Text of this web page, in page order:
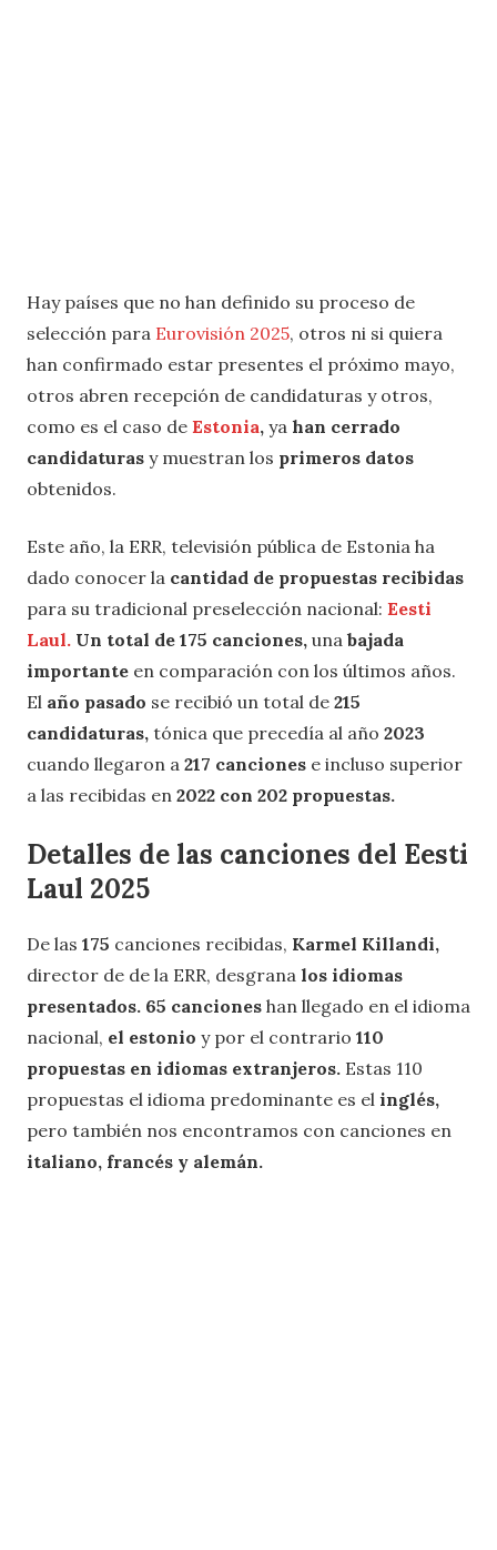
Hay países que no han definido su proceso de
selección para Eurovisión 2025, otros ni si quiera
han confirmado estar presentes el próximo mayo,
otros abren recepción de candidaturas y otros,
como es el caso de Estonia, ya han cerrado
candidaturas y muestran los primeros datos
obtenidos.
Este año, la ERR, televisión pública de Estonia ha
dado conocer la cantidad de propuestas recibidas
para su tradicional preselección nacional: Eesti
Laul. Un total de 175 canciones, una bajada
importante en comparación con los últimos años.
El año pasado se recibió un total de 215
candidaturas, tónica que precedía al año 2023
cuando llegaron a 217 canciones e incluso superior
a las recibidas en 2022 con 202 propuestas.
Detalles de las canciones del Eesti
Laul 2025
De las 175 canciones recibidas, Karmel Killandi,
director de de la ERR, desgrana los idiomas
presentados. 65 canciones han llegado en el idioma
nacional, el estonio y por el contrario 110
propuestas en idiomas extranjeros. Estas 110
propuestas el idioma predominante es el inglés,
pero también nos encontramos con canciones en
italiano, francés y alemán.